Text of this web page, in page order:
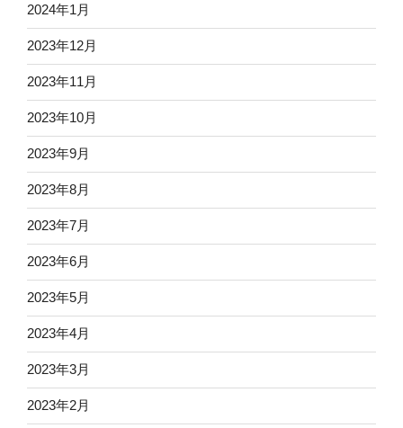
2024年1月
2023年12月
2023年11月
2023年10月
2023年9月
2023年8月
2023年7月
2023年6月
2023年5月
2023年4月
2023年3月
2023年2月